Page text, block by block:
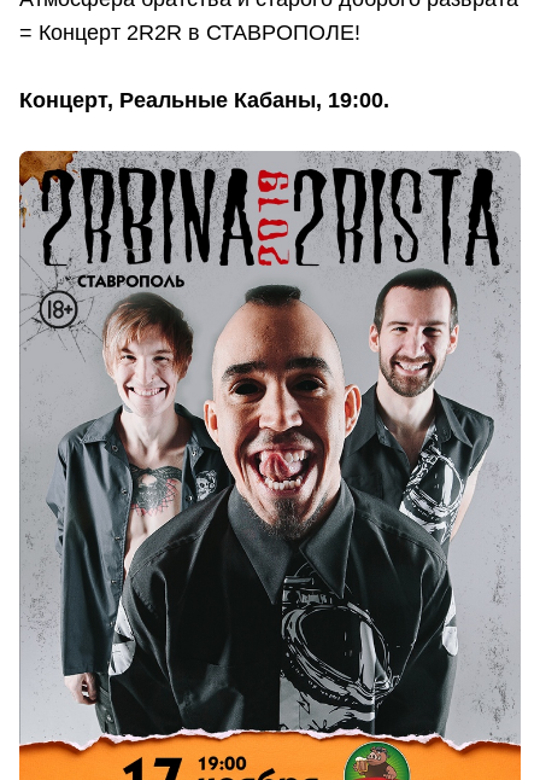
= Концерт 2R2R в СТАВРОПОЛЕ!
Концерт, Реальные Кабаны, 19:00.